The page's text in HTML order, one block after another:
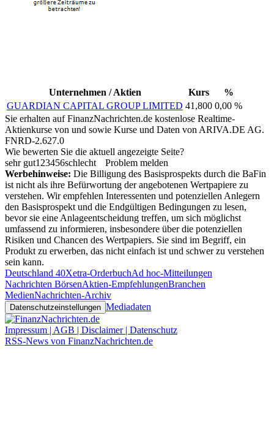
Unternehmen / Aktien Kurs
%
GUARDIAN CAPITAL GROUP LIMITED 41,800 0,00 %
Sie erhalten auf FinanzNachrichten.de kostenlose Realtime-
Aktienkurse von und sowie Kurse und Daten von ARIVA.DE AG.
FNRD-2.627.0
Wie bewerten Sie die aktuell angezeigte Seite?
sehr gut1 23456schlecht
Problem melden
Werbehinweise: Die Billigung des Basisprospekts durch die BaFin
ist nicht als ihre Befürwortung der angebotenen Wertpapiere zu
verstehen. Wir empfehlen Interessenten und potenziellen Anlegern
den Basisprospekt und die Endgültigen Bedingungen zu lesen,
bevor sie eine Anlageentscheidung treffen, um sich möglichst
umfassend zu informieren, insbesondere über die potenziellen
Risiken und Chancen des Wertpapiers. Sie sind im Begriff, ein
Produkt zu erwerben, das nicht einfach ist und schwer zu verstehen
sein kann.
Deutschland 40Xetra-OrderbuchAd hoc-Mitteilungen
Nachrichten BörsenAktien-EmpfehlungenBranchen
MedienNachrichten-Archiv
Datenschutzeinstellungen Mediadaten
Impressum | AGB | Disclaimer | Datenschutz
RSS-News von FinanzNachrichten.de